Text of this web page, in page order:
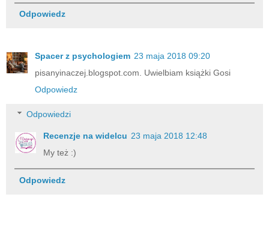
Odpowiedz
Spacer z psychologiem 23 maja 2018 09:20
pisanyinaczej.blogspot.com. Uwielbiam książki Gosi
Odpowiedz
Odpowiedzi
Recenzje na widelcu 23 maja 2018 12:48
My też :)
Odpowiedz